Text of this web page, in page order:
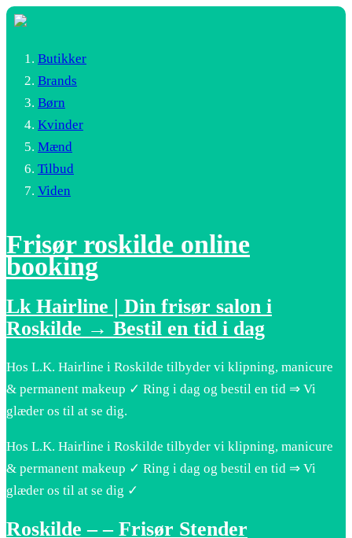
Butikker
Brands
Børn
Kvinder
Mænd
Tilbud
Viden
Frisør roskilde online
booking
Lk Hairline | Din frisør salon i
Roskilde → Bestil en tid i dag
Hos L.K. Hairline i Roskilde tilbyder vi klipning, manicure
& permanent makeup ✓ Ring i dag og bestil en tid ⇒ Vi
glæder os til at se dig.
Hos L.K. Hairline i Roskilde tilbyder vi klipning, manicure
& permanent makeup ✓ Ring i dag og bestil en tid ⇒ Vi
glæder os til at se dig ✓
Roskilde – – Frisør Stender